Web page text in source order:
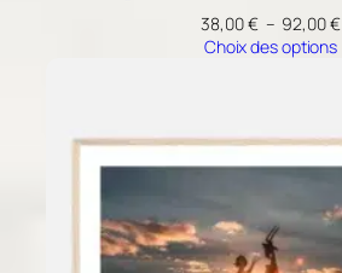
38,00€ – 92,00€
Choix des options